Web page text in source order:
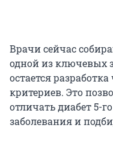
Врачи сейчас
одной из ключевых
остается
критериев. Это
отличать диабет 5-
заболевания и